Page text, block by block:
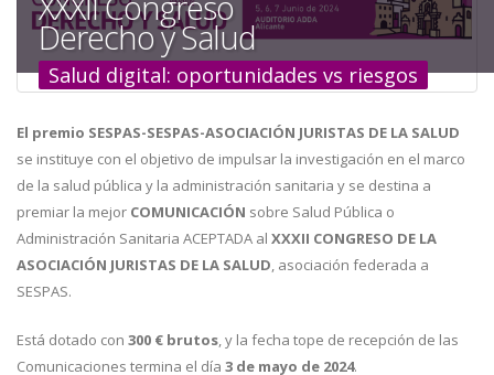
a
la
Derecho y Salud
Salud digital: oportunidades vs riesgos
El premio SESPAS-SESPAS-ASOCIACIÓN JURISTAS DE LA SALUD
se instituye con el objetivo de impulsar la investigación en el marco
de la salud pública y la administración sanitaria y se destina a
premiar la mejor COMUNICACIÓN sobre Salud Pública o
Administración Sanitaria ACEPTADA al XXXII CONGRESO DE LA
ASOCIACIÓN JURISTAS DE LA SALUD, asociación federada a
SESPAS.
Está dotado con 300 € brutos, y la fecha tope de recepción de las
Comunicaciones termina el día 3 de mayo de 2024.